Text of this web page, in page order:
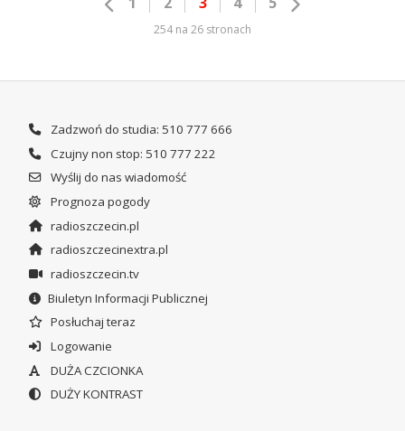
254 na 26 stronach
Zadzwoń do studia: 510 777 666
Czujny non stop: 510 777 222
Wyślij do nas wiadomość
Prognoza pogody
radioszczecin.pl
radioszczecinextra.pl
radioszczecin.tv
Biuletyn Informacji Publicznej
Posłuchaj teraz
Logowanie
DUŻA CZCIONKA
DUŻY KONTRAST